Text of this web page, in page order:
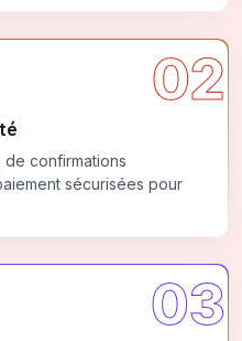
02
confirmations
sécurisées pour
03